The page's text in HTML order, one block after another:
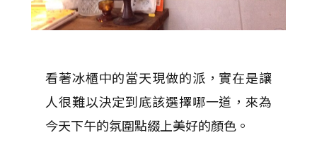
看著冰櫃中的當天現做的派，實在是讓
人很難以決定到底該選擇哪一道，來為
今天下午的氛圍點綴上美好的顏色。